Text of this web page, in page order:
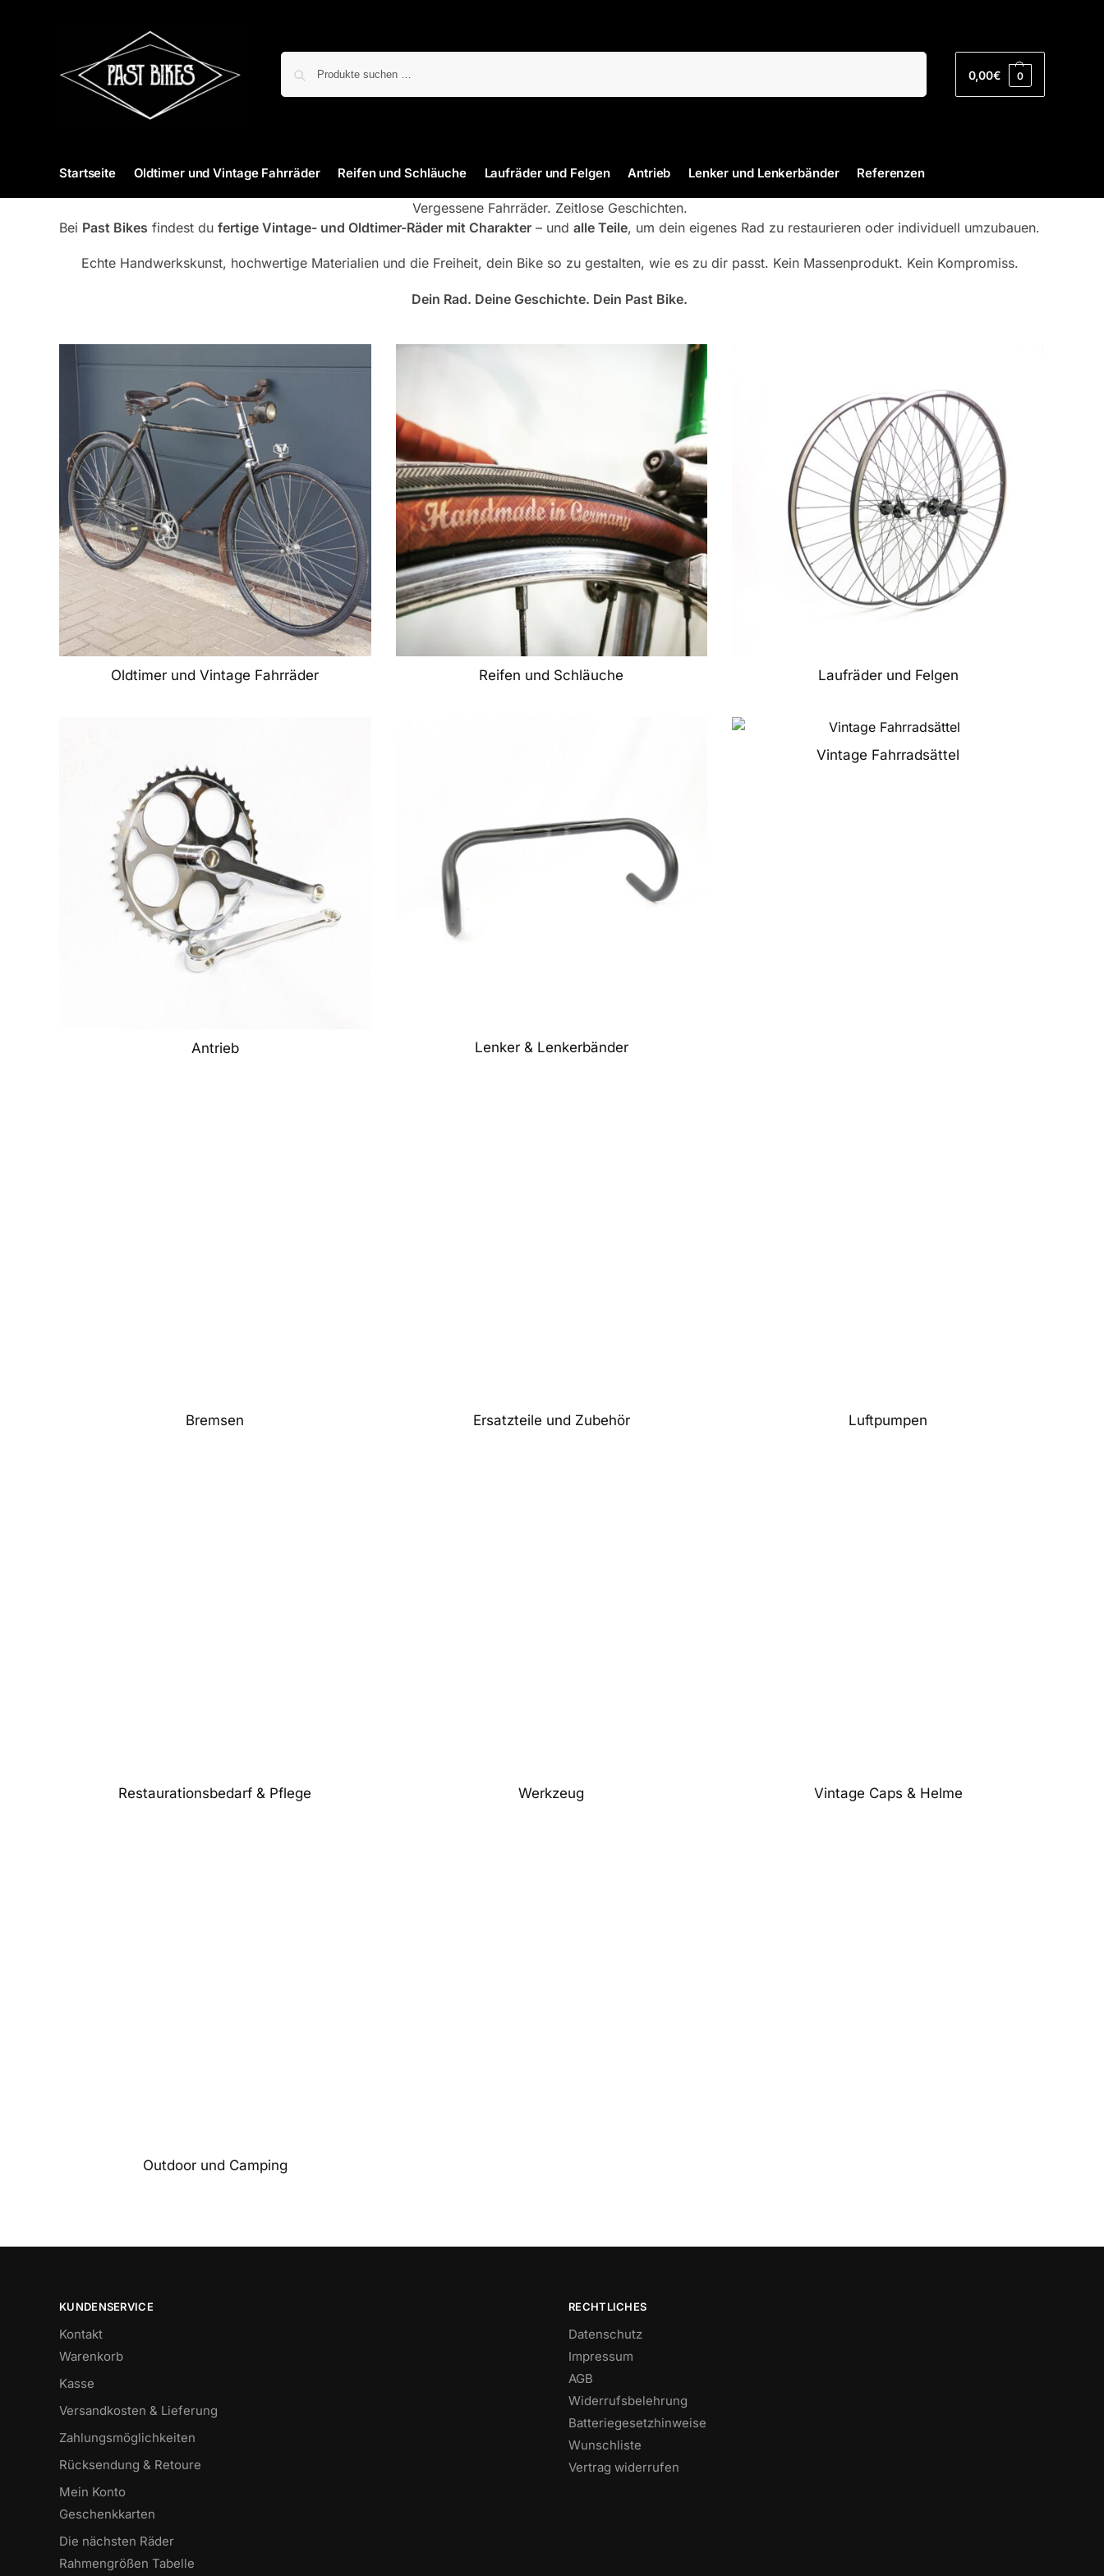
0,00€ 0
Startseite Oldtimer und Vintage Fahrräder Reifen und Schläuche Laufräder und Felgen Antrieb Lenker und Lenkerbänder Referenzen
Vergessene Fahrräder. Zeitlose Geschichten.
Bei Past Bikes findest du fertige Vintage- und Oldtimer-Räder mit Charakter – und alle Teile, um dein eigenes Rad zu restaurieren oder individuell umzubauen.
Echte Handwerkskunst, hochwertige Materialien und die Freiheit, dein Bike so zu gestalten, wie es zu dir passt. Kein Massenprodukt. Kein Kompromiss.
Dein Rad. Deine Geschichte. Dein Past Bike.
Oldtimer und Vintage Fahrräder Reifen und Schläuche Laufräder und Felgen
Antrieb Lenker & Lenkerbänder
Vintage Fahrradsättel
Bremsen Ersatzteile und Zubehör Luftpumpen
Restaurationsbedarf & Pflege Werkzeug Vintage Caps & Helme
Outdoor und Camping
KUNDENSERVICE
Kontakt
Warenkorb
Kasse
Versandkosten & Lieferung
Zahlungsmöglichkeiten
Rücksendung & Retoure
Mein Konto
Geschenkkarten
Die nächsten Räder
Rahmengrößen Tabelle
RECHTLICHES
Datenschutz
Impressum
AGB
Widerrufsbelehrung
Batteriegesetzhinweise
Wunschliste
Vertrag widerrufen